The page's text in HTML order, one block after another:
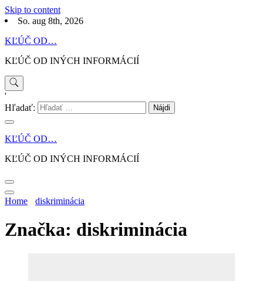
Skip to content
So. aug 8th, 2026
KĽÚČ OD…
KĽÚČ OD INÝCH INFORMÁCIÍ
'
Hľadať:
KĽÚČ OD…
KĽÚČ OD INÝCH INFORMÁCIÍ
Home diskriminácia
Značka: diskriminácia